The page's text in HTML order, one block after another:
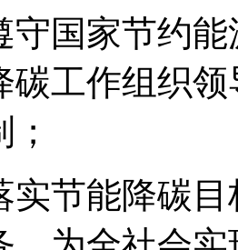
守国家节约
碳工作组织
实节能降碳